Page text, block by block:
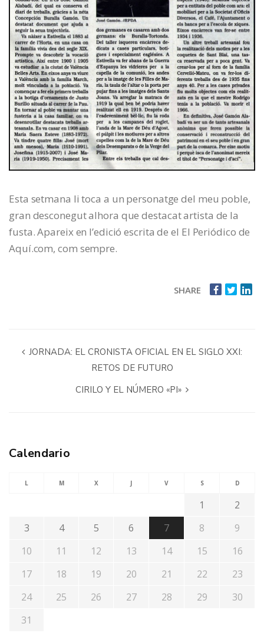
Esta setmana li toca a un personatge del meu poble,
gran desconegut alhora que destacat artista de la
fusta. Apareix en l’edició escrita de el El Periódico de
Aquí.com, com sempre.
SHARE
JORNADA: EL CRONISTA OFICIAL EN EL SIGLO XXI:
RETOS DE FUTURO
CIRILO Y EL NÚMERO «PI»
Calendario
L M X J V S D
1
2
3
4 5 6 7 8
9
10
11 12 13 14 15
16
17
18 19 20 21 22
23
24
25 26 27 28 29
30
31